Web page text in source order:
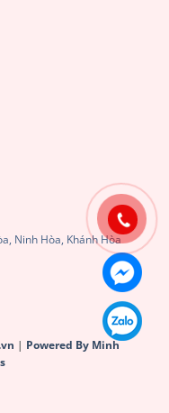
Ninh Hòa, Khánh Hòa
| Powered By Minh